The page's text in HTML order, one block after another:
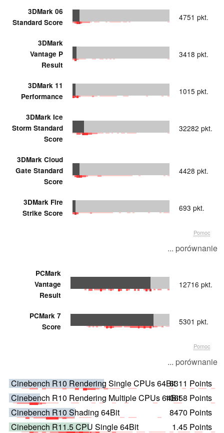
3DMark 06
Standard Score
4751 pkt.
3DMark
Vantage P
Result
3418 pkt.
3DMark 11
Performance
1015 pkt.
3DMark Ice
Storm Standard
Score
32282 pkt.
3DMark Cloud
Gate Standard
Score
4428 pkt.
3DMark Fire
Strike Score
693 pkt.
Pomoc
... porównanie
PCMark
Vantage
Result
12716 pkt.
PCMark 7
Score
5301 pkt.
Pomoc
... porównanie
Cinebench R10 Rendering Single CPUs 64Bit6311 Points
Cinebench R10 Rendering Multiple CPUs 64Bit10658 Points
Cinebench R10 Shading 64Bit
8470 Points
Cinebench R11.5 CPU Single 64Bit
1.45 Points